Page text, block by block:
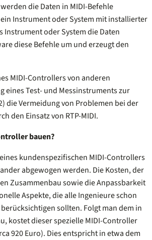
die Daten in MIDI-Befehle
Instrument oder System mit installierter
Instrument oder System die Daten
diese Befehle um und erzeugt den
MIDI-Controllers von anderen
eines Test- und Messinstruments zur
die Vermeidung von Problemen bei der
den Einsatz von RTP-MIDI.
bauen?
kundenspezifischen MIDI-Controllers
abgewogen werden. Die Kosten, der
Zusammenbau sowie die Anpassbarkeit
Aspekte, die alle Ingenieure schon
sollten. Folgt man dem in
kostet dieser spezielle MIDI-Controller
920 Euro). Dies entspricht in etwa dem